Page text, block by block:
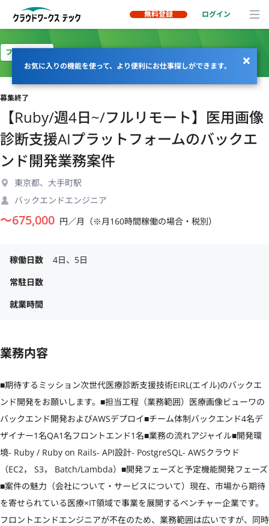
無料登録 ログイン
お気に入りの機能を使って、より便利にお仕事探しができます。
フルリモート
募集終了
【Ruby/週4日~/フルリモート】医用画像
診断支援AIプラットフォームのバックエ
ンド開発業務案件
東京都、大手町駅
バックエンドエンジニア
〜675,000 円／月（※月160時間稼働の場合・税別）
稼働日数
4日、5日
常駐日数
就業時間
業務内容
■期待するミッション次世代医療診断支援技術EIRL(エイル)のバックエ
ンド開発をお願いします。■担当工程（業務範囲）医療画像ビューワの
バックエンド開発およびAWSデプロイ■チーム体制バックエンド4名デ
ザイナー1名QA1名フロントエンド1名■業務の流れアジャイル■開発環
境- Ruby / Ruby on Rails- API設計- PostgreSQL- AWSクラウド
（EC2， S3， Batch/Lambda）■開発フェーズと予定機能開発フェーズ
■案件の魅力（会社について・サービスについて）現在、市場から期待
を寄せられている医療×IT領域で事業を展開するベンチャー企業です。
フロントエンドエンジニアが不在のため、業務範囲は広いですが、同時